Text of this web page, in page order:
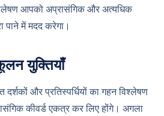
आपको अप्रासंगिक और अत्यधिक
पाने में मदद करेगा।
युक्तियाँ
और प्रतिस्पर्धियों का गहन विश्लेषण
कीवर्ड एकत्र कर लिए होंगे। अगला